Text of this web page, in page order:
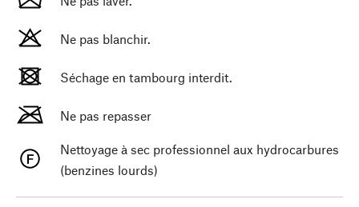
Ne pas blanchir.
Séchage en tambourg interdit.
Ne pas repasser
Nettoyage à sec professionnel aux hydrocarbures
(benzines lourds)